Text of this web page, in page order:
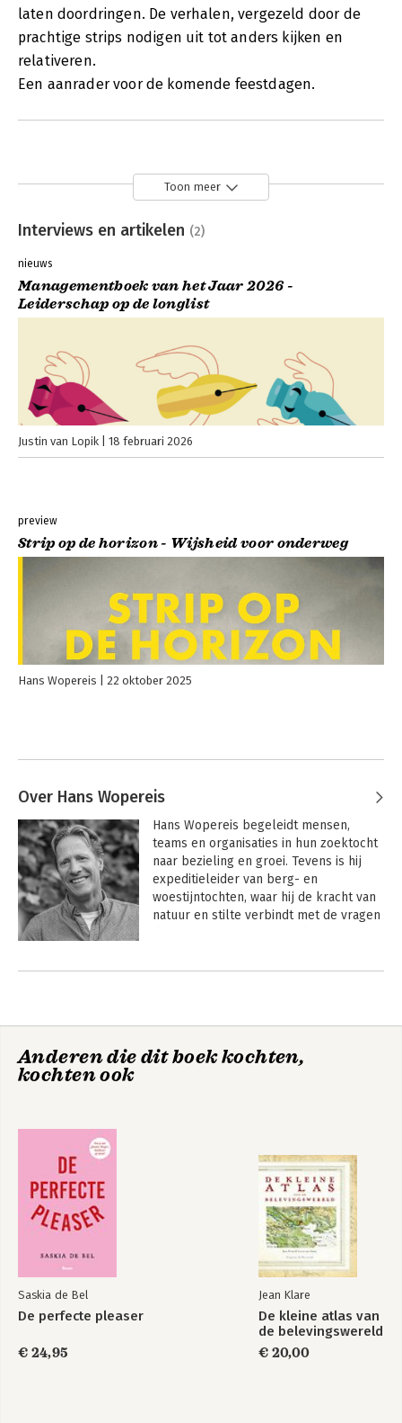
laten doordringen. De verhalen, vergezeld door de
prachtige strips nodigen uit tot anders kijken en
relativeren.
Een aanrader voor de komende feestdagen.
Toon meer
Interviews en artikelen (2)
nieuws
Managementboek van het Jaar 2026 -
Leiderschap op de longlist
Justin van Lopik 18 februari 2026
preview
Strip op de horizon - Wijsheid voor onderweg
Hans Wopereis 22 oktober 2025
Over Hans Wopereis
Hans Wopereis begeleidt mensen,
teams en organisaties in hun zoektocht
naar bezieling en groei. Tevens is hij
expeditieleider van berg- en
woestijntochten, waar hij de kracht van
natuur en stilte verbindt met de vragen
eigenaar van ITIP School voor leven en
Het is zijn grootste passie om de
tradities toepasbaar te maken, zodat die
Andere boeken door Hans Wopereis
Bezieling werkt
Bekijk alle boeken
Anderen die dit boek kochten,
kochten ook
Saskia de Bel
De perfecte pleaser
€ 24,95
Jean Klare
De kleine atlas van
de belevingswereld
€ 20,00